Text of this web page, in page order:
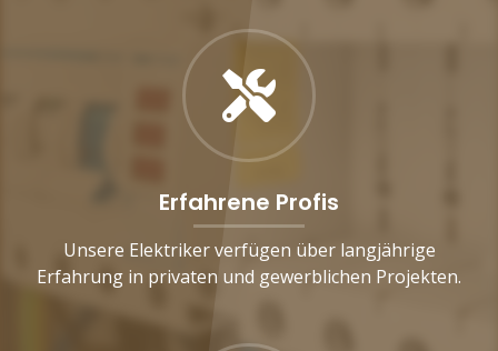
Erfahrene Profis
Unsere Elektriker verfügen über langjährige
Erfahrung in privaten und gewerblichen Projekten.